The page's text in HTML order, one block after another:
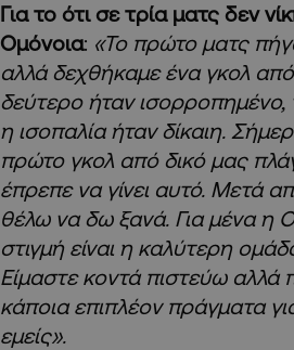
Για το ότι σε τρία ματς δεν
Ομόνοια: «Το πρώτο ματς
αλλά δεχθήκαμε ένα γκολ
δεύτερο ήταν ισορροπημένο,
η ισοπαλία ήταν δίκαιη.
πρώτο γκολ από δικό μας
έπρεπε να γίνει αυτό. Μετά
θέλω να δω ξανά. Για μένα η
στιγμή είναι η καλύτερη
Είμαστε κοντά πιστεύω αλλά
κάποια επιπλέον πράγματα
εμείς».